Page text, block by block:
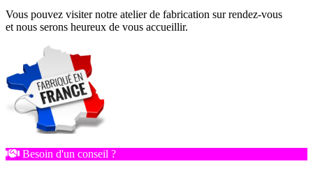
Vous pouvez visiter notre atelier de fabrication sur rendez-vous
et nous serons heureux de vous accueillir.
Besoin d'un conseil ?